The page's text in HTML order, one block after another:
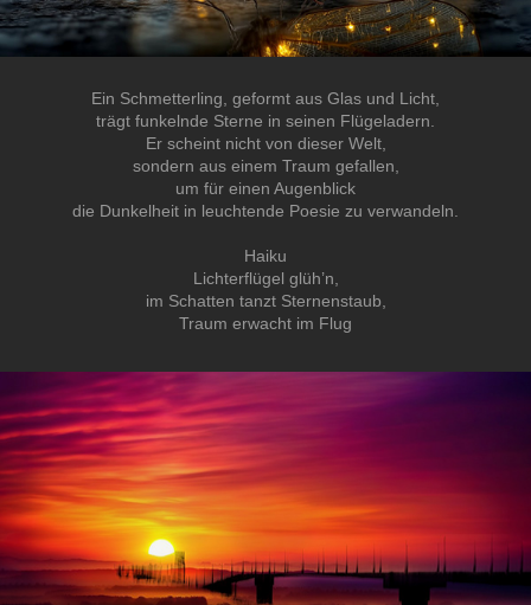
Ein Schmetterling, geformt aus Glas und Licht,
trägt funkelnde Sterne in seinen Flügeladern.
Er scheint nicht von dieser Welt,
sondern aus einem Traum gefallen,
um für einen Augenblick
die Dunkelheit in leuchtende Poesie zu verwandeln.
Haiku
Lichterflügel glüh’n,
im Schatten tanzt Sternenstaub,
Traum erwacht im Flug